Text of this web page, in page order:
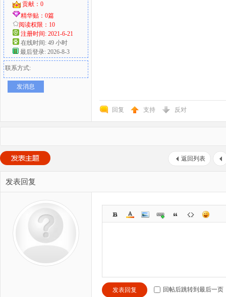
贡献：0
精华贴：0篇
阅读权限：10
注册时间: 2021-6-21
在线时间: 49 小时
最后登录: 2026-8-3
联系方式:
发消息
回复 支持 反对
返回列表
发表回复
发表回复 回帖后跳转到最后一页